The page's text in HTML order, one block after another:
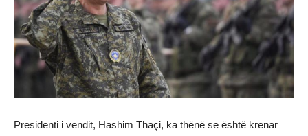
Presidenti i vendit, Hashim Thaçi, ka thënë se është krenar